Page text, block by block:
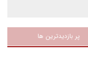
پر بازدیدترین ها